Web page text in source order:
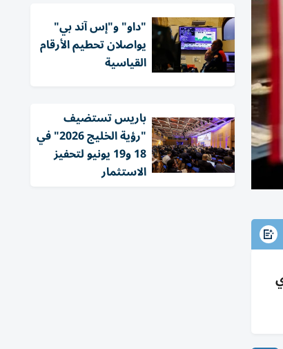
نيكاي
"داو" و"إس آند بي"
يواصلان تحطيم الأرقام
القياسية
باريس تستضيف
"رؤية الخليج 2026" في
18 و19 يونيو لتحفيز
الاستثمار